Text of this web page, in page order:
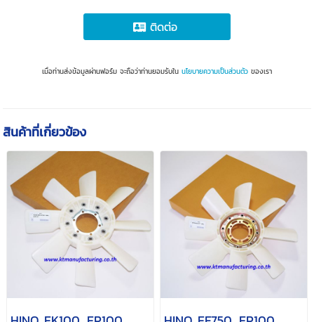
ติดต่อ
เมื่อท่านส่งข้อมูลผ่านฟอร์ม จะถือว่าท่านยอมรับใน นโยบายความเป็นส่วนตัว ของเรา
สินค้าที่เกี่ยวข้อง